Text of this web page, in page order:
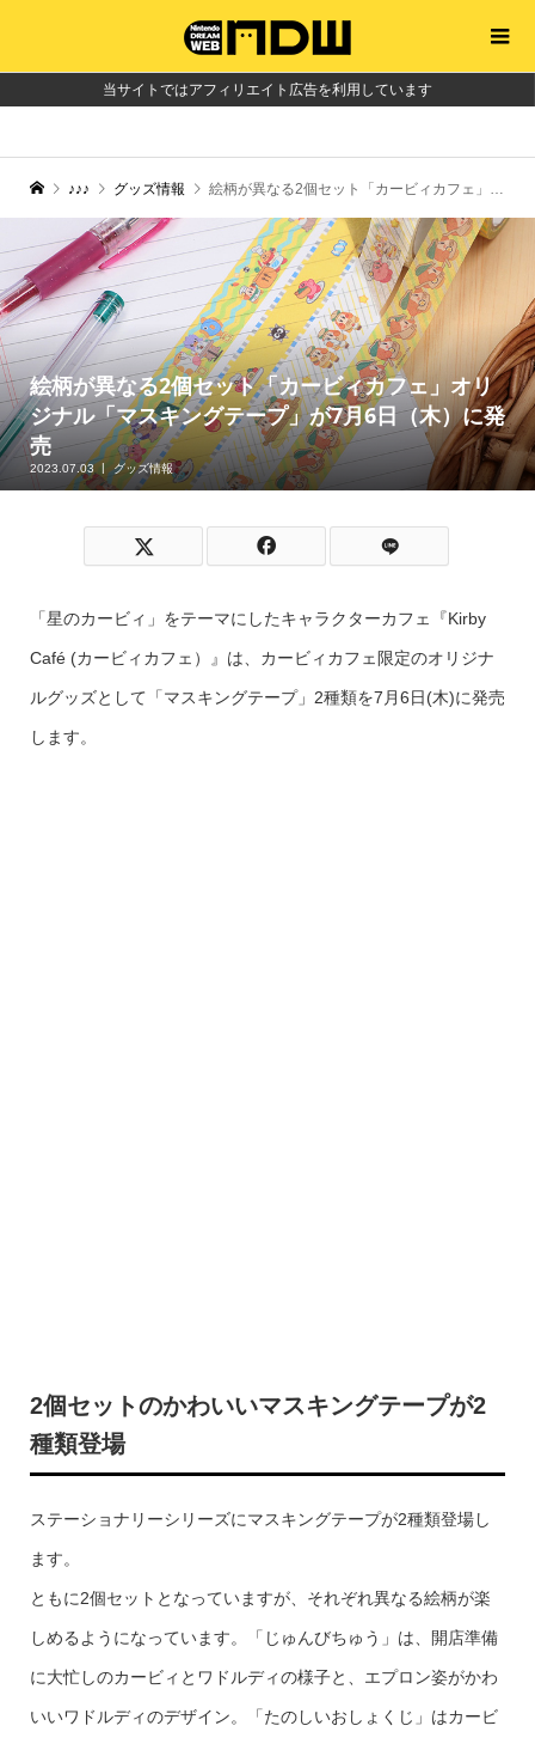
当サイトではアフィリエイト広告を利用しています
♪♪♪ グッズ情報 絵柄が異なる2個セット「カービィカフェ」オリジナル「マスキングテープ」が7月6日（木）に発売
絵柄が異なる2個セット「カービィカフェ」オリ
ジナル「マスキングテープ」が7月6日（木）に発
売
2023.07.03 グッズ情報
「星のカービィ」をテーマにしたキャラクターカフェ『Kirby
Café (カービィカフェ）』は、カービィカフェ限定のオリジナ
ルグッズとして「マスキングテープ」2種類を7月6日(木)に発売
します。
2個セットのかわいいマスキングテープが2
種類登場
ステーショナリーシリーズにマスキングテープが2種類登場し
ます。
ともに2個セットとなっていますが、それぞれ異なる絵柄が楽
しめるようになっています。「じゅんびちゅう」は、開店準備
に大忙しのカービィとワドルディの様子と、エプロン姿がかわ
いいワドルディのデザイン。「たのしいおしょくじ」はカービ